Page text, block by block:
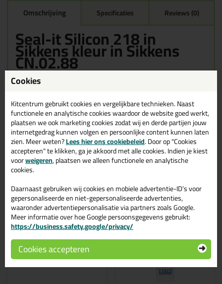
Omschrijving Specificaties Reviews (0)
Seal-it Silicon 218 in
Sikkens kleur in Sikkens
CN.02.88
Bestel de Seal-it Silicon 218 in Sikkens kleur in Sikkens CN.02.88
vandaag nog! Vandaag besteld = morgen in huis.
Wil je meer weten over de toepassing en kenmerken van dit
product?Lees alles over dit product >
Gerelateerde producten
Cookies
Kitcentrum gebruikt cookies en vergelijkbare technieken. Naast
functionele en analytische cookies waardoor de website goed werkt,
plaatsen we ook marketing cookies zodat wij en derde partijen jouw
internetgedrag kunnen volgen en persoonlijke content kunnen laten
zien. Meer weten?Lees hier ons cookiebeleid. Door op "Cookies
accepteren" te klikken, ga je akkoord met alle cookies. Indien je kiest
voorweigeren, plaatsen we alleen functionele en analytische
cookies.
Daarnaast gebruiken wij cookies en mobiele advertentie-ID’s voor
gepersonaliseerde en niet-gepersonaliseerde advertenties,
waaronder advertentiepersonalisatie via partners zoals Google.
Meer informatie over hoe Google persoonsgegevens gebruikt:
https://business.safety.google/privacy/
Cookies accepteren